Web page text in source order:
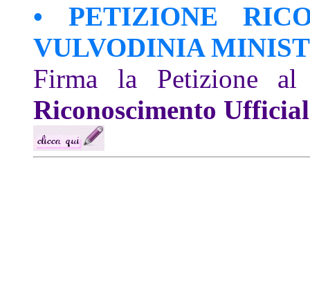
• PETIZIONE
VULVODINIA
Firma la Petizione
Riconoscimento